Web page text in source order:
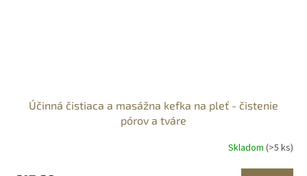
Účinná čistiaca a masážna kefka na pleť - čistenie
pórov a tváre
Skladom (>5 ks)